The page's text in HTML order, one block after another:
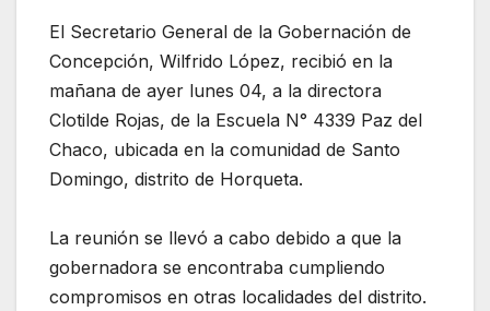
El Secretario General de la Gobernación de
Concepción, Wilfrido López, recibió en la
mañana de ayer lunes 04, a la directora
Clotilde Rojas, de la Escuela N° 4339 Paz del
Chaco, ubicada en la comunidad de Santo
Domingo, distrito de Horqueta.
La reunión se llevó a cabo debido a que la
gobernadora se encontraba cumpliendo
compromisos en otras localidades del distrito.